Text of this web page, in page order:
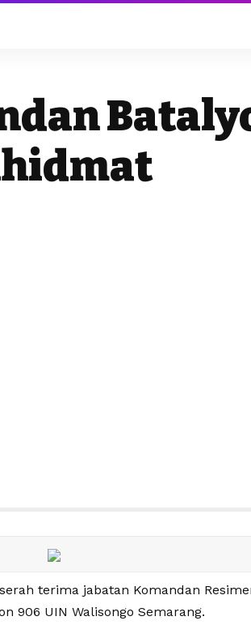
serah terima jabatan Komandan
906 UIN Walisongo Semarang.